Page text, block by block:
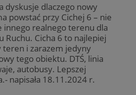
dyskusje dlaczego nowy
powstać przy Cichej 6 – nie
innego realnego terenu dla
Ruchu. Cicha 6 to najlepiej
i zarazem jedyny
tego obiektu. DTŚ, linia
autobusy. Lepszej
napisała 18.11.2024 r.